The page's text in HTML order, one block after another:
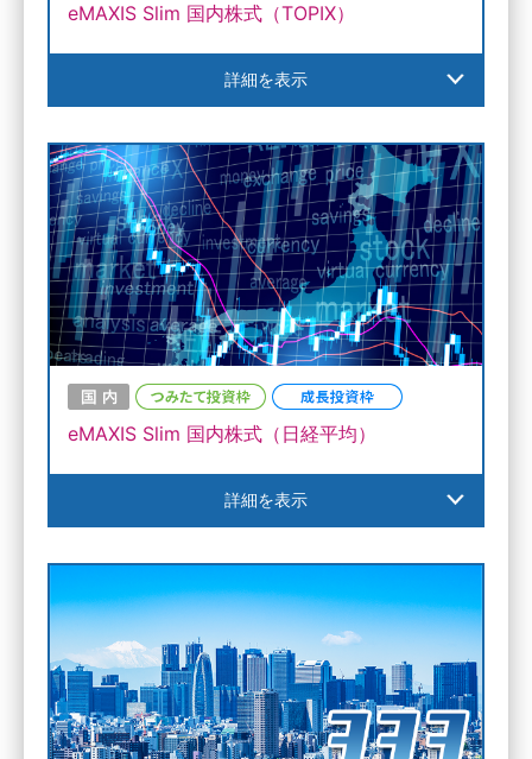
eMAXIS Slim 国内株式（TOPIX）
詳細を表示
eMAXIS Slim 国内株式（日経平均）
詳細を表示